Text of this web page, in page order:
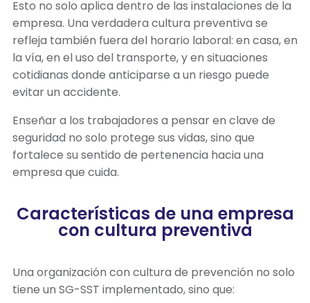
Esto no solo aplica dentro de las instalaciones de la
empresa. Una verdadera cultura preventiva se
refleja también fuera del horario laboral: en casa, en
la vía, en el uso del transporte, y en situaciones
cotidianas donde anticiparse a un riesgo puede
evitar un accidente.
Enseñar a los trabajadores a pensar en clave de
seguridad no solo protege sus vidas, sino que
fortalece su sentido de pertenencia hacia una
empresa que cuida.
Características de una empresa
con cultura preventiva
Una organización con cultura de prevención no solo
tiene un SG-SST implementado, sino que: